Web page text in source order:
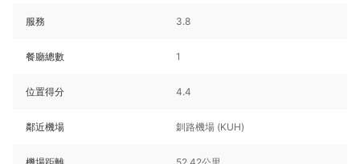
服務 3.8
餐廳總數 1
位置得分 4.4
鄰近機場 釧路機場 (KUH)